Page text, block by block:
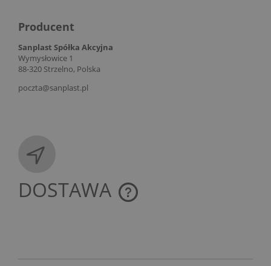
Producent
Sanplast Spółka Akcyjna
Wymysłowice 1
88-320 Strzelno, Polska
poczta@sanplast.pl
DOSTAWA
CENA NIE ZAWIERA EWENTUALNYCH KOSZTÓW